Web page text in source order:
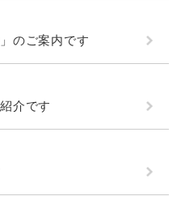
のご案内です
介です